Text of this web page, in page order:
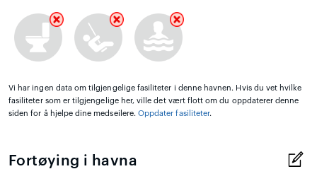
Vi har ingen data om tilgjengelige fasiliteter i denne havnen. Hvis du vet hvilke
fasiliteter som er tilgjengelige her, ville det vært flott om du oppdaterer denne
siden for å hjelpe dine medseilere. Oppdater fasiliteter.
Fortøying i havna